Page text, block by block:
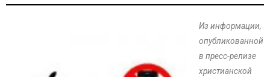
Из информации,
опубликованной
в пресс-релизе
христианской